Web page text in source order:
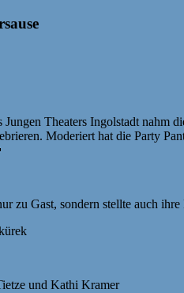
Jungen Theaters Ingolstadt nahm
Moderiert hat die Party
zu Gast, sondern stellte auch
und Kathi Kramer